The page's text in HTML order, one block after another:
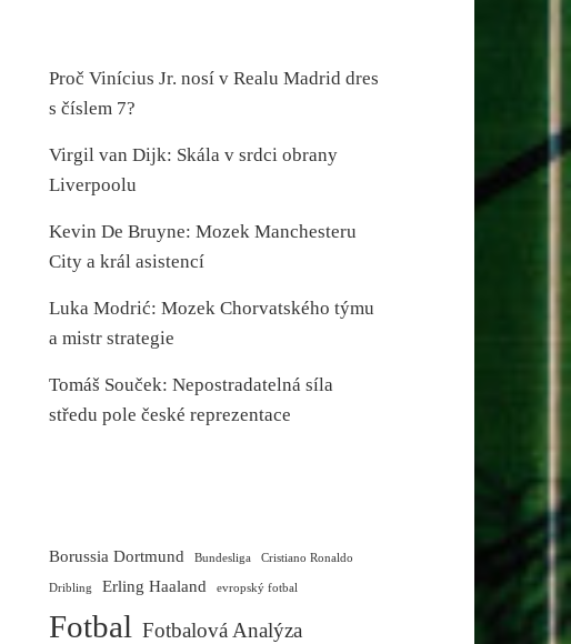
Proč Vinícius Jr. nosí v Realu Madrid dres
s číslem 7?
Virgil van Dijk: Skála v srdci obrany
Liverpoolu
Kevin De Bruyne: Mozek Manchesteru
City a král asistencí
Luka Modrić: Mozek Chorvatského týmu
a mistr strategie
Tomáš Souček: Nepostradatelná síla
středu pole české reprezentace
Borussia Dortmund Bundesliga Cristiano Ronaldo
Dribling Erling Haaland evropský fotbal
Fotbal Fotbalová Analýza